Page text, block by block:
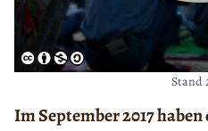
Stand
Im September 2017